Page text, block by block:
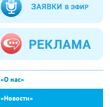
«О нас»
«Новости»